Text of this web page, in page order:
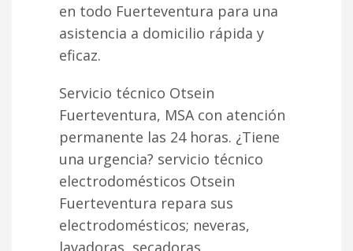
en todo Fuerteventura para una
asistencia a domicilio rápida y
eficaz.
Servicio técnico Otsein
Fuerteventura, MSA con atención
permanente las 24 horas. ¿Tiene
una urgencia? servicio técnico
electrodomésticos Otsein
Fuerteventura repara sus
electrodomésticos; neveras,
lavadoras, secadoras,